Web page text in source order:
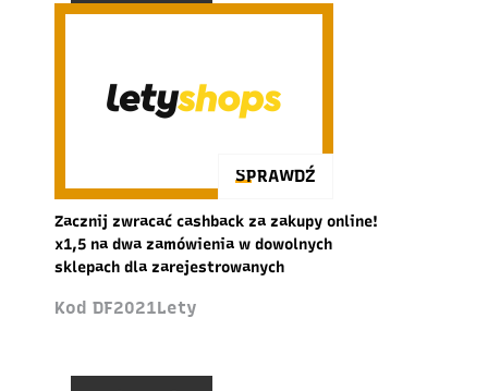
SPRAWDŹ
Zacznij zwracać cashback za zakupy online!
x1,5 na dwa zamówienia w dowolnych
sklepach dla zarejestrowanych
Kod DF2021Lety